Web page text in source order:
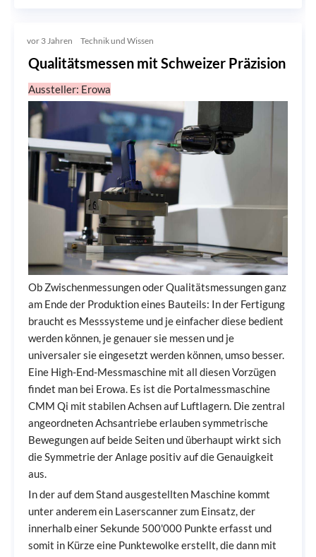
vor 3 Jahren Technik und Wissen
Qualitätsmessen mit Schweizer Präzision
Aussteller: Erowa
Ob Zwischenmessungen oder Qualitätsmessungen ganz
am Ende der Produktion eines Bauteils: In der Fertigung
braucht es Messsysteme und je einfacher diese bedient
werden können, je genauer sie messen und je
universaler sie eingesetzt werden können, umso besser.
Eine High-End-Messmaschine mit all diesen Vorzügen
findet man bei Erowa. Es ist die Portalmessmaschine
CMM Qi mit stabilen Achsen auf Luftlagern. Die zentral
angeordneten Achsantriebe erlauben symmetrische
Bewegungen auf beide Seiten und überhaupt wirkt sich
die Symmetrie der Anlage positiv auf die Genauigkeit
aus.
In der auf dem Stand ausgestellten Maschine kommt
unter anderem ein Laserscanner zum Einsatz, der
innerhalb einer Sekunde 500'000 Punkte erfasst und
somit in Kürze eine Punktewolke erstellt, die dann mit